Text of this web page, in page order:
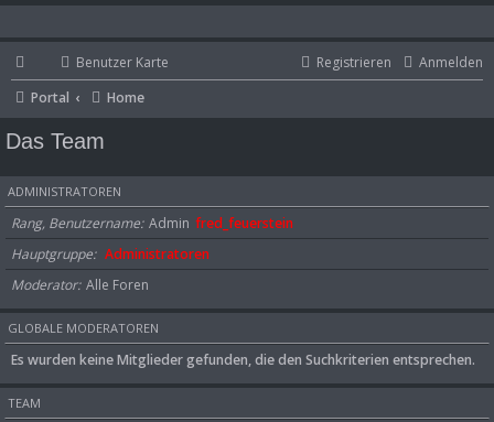
Benutzer Karte Anmelden
Registrieren
Portal
Home
Das Team
ADMINISTRATOREN
Rang, Benutzername Admin fred_feuerstein
Hauptgruppe
Administratoren
Moderator Alle Foren
GLOBALE MODERATOREN
Es wurden keine Mitglieder gefunden, die den Suchkriterien entsprechen.
TEAM